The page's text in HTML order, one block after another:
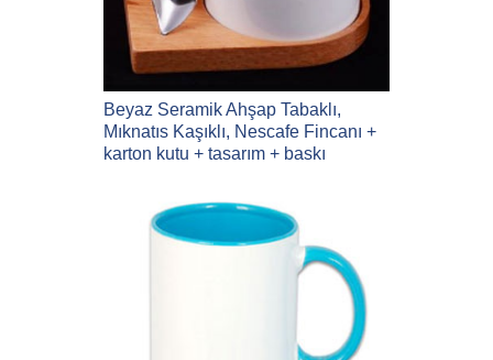
Beyaz Seramik Ahşap Tabaklı,
Mıknatıs Kaşıklı, Nescafe Fincanı +
karton kutu + tasarım + baskı